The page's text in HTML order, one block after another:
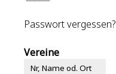
Passwort vergessen?
Vereine